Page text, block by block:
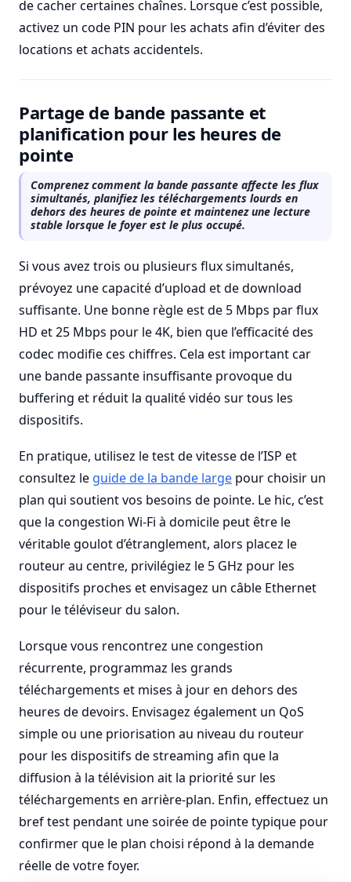
de cacher certaines chaînes. Lorsque c’est possible,
activez un code PIN pour les achats afin d’éviter des
locations et achats accidentels.
Partage de bande passante et
planification pour les heures de
pointe
Comprenez comment la bande passante affecte les flux
simultanés, planifiez les téléchargements lourds en
dehors des heures de pointe et maintenez une lecture
stable lorsque le foyer est le plus occupé.
Si vous avez trois ou plusieurs flux simultanés,
prévoyez une capacité d’upload et de download
suffisante. Une bonne règle est de 5 Mbps par flux
HD et 25 Mbps pour le 4K, bien que l’efficacité des
codec modifie ces chiffres. Cela est important car
une bande passante insuffisante provoque du
buffering et réduit la qualité vidéo sur tous les
dispositifs.
En pratique, utilisez le test de vitesse de l’ISP et
consultez le guide de la bande large pour choisir un
plan qui soutient vos besoins de pointe. Le hic, c’est
que la congestion Wi-Fi à domicile peut être le
véritable goulot d’étranglement, alors placez le
routeur au centre, privilégiez le 5 GHz pour les
dispositifs proches et envisagez un câble Ethernet
pour le téléviseur du salon.
Lorsque vous rencontrez une congestion
récurrente, programmaz les grands
téléchargements et mises à jour en dehors des
heures de devoirs. Envisagez également un QoS
simple ou une priorisation au niveau du routeur
pour les dispositifs de streaming afin que la
diffusion à la télévision ait la priorité sur les
téléchargements en arrière-plan. Enfin, effectuez un
bref test pendant une soirée de pointe typique pour
confirmer que le plan choisi répond à la demande
réelle de votre foyer.